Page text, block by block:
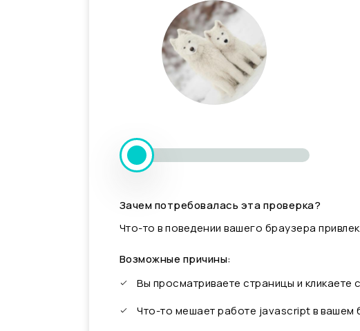
Зачем потребовалась эта проверка?
Что-то в поведении вашего браузера
Возможные причины:
Вы просматриваете страницы и
Что-то мешает работе javascript в вашем